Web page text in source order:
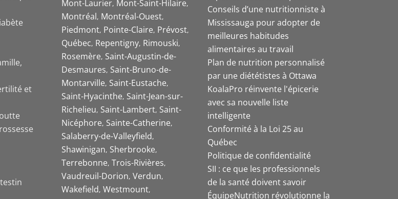
et
Mont-Laurier Mont-Saint-Hilaire
Montréal Montréal-Ouest
Piedmont Pointe-Claire Prévost
Québec Repentigny Rimouski
Rosemère Saint-Augustin-de-
Desmaures Saint-Bruno-de-
Montarville Saint-Eustache
Saint-Hyacinthe Saint-Jean-sur-
Richelieu Saint-Lambert Saint-
Nicéphore Sainte-Catherine
Salaberry-de-Valleyfield
Shawinigan Sherbrooke
Terrebonne Trois-Rivières
Vaudreuil-Dorion Verdun
Wakefield Westmount
Conseils d’une nutritionniste à
Mississauga pour adopter de
meilleures habitudes
alimentaires au travail
Plan de nutrition personnalisé
par une diététistes à Ottawa
KoalaPro réinvente l'épicerie
avec sa nouvelle liste
intelligente
Conformité à la Loi 25 au
Québec
Politique de confidentialité
SII : ce que les professionnels
de la santé doivent savoir
ÉquipeNutrition révolutionne la